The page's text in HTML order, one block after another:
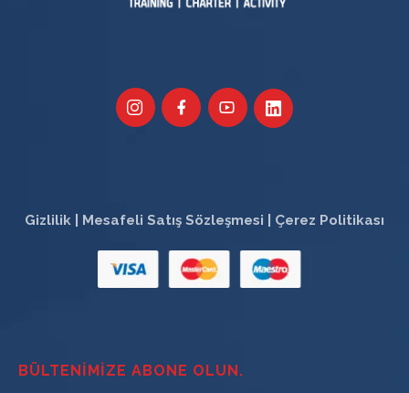
Gizlilik Mesafeli Satış Sözleşmesi Çerez Politikası
BÜLTENIMIZE ABONE OLUN.